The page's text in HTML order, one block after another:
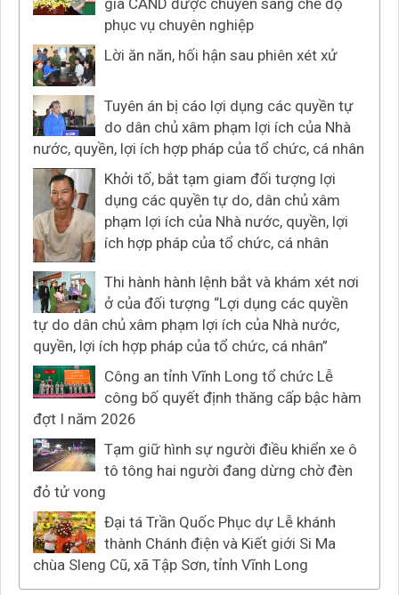
gia CAND được chuyển sang chế độ
phục vụ chuyên nghiệp
Lời ăn năn, hối hận sau phiên xét xử
Tuyên án bị cáo lợi dụng các quyền tự
do dân chủ xâm phạm lợi ích của Nhà
nước, quyền, lợi ích hợp pháp của tổ chức, cá nhân
Khởi tố, bắt tạm giam đối tượng lợi
dụng các quyền tự do, dân chủ xâm
phạm lợi ích của Nhà nước, quyền, lợi
ích hợp pháp của tổ chức, cá nhân
Thi hành hành lệnh bắt và khám xét nơi
ở của đối tượng “Lợi dụng các quyền
tự do dân chủ xâm phạm lợi ích của Nhà nước,
quyền, lợi ích hợp pháp của tổ chức, cá nhân”
Công an tỉnh Vĩnh Long tổ chức Lễ
công bố quyết định thăng cấp bậc hàm
đợt I năm 2026
Tạm giữ hình sự người điều khiển xe ô
tô tông hai người đang dừng chờ đèn
đỏ tử vong
Đại tá Trần Quốc Phục dự Lễ khánh
thành Chánh điện và Kiết giới Si Ma
chùa Sleng Cũ, xã Tập Sơn, tỉnh Vĩnh Long